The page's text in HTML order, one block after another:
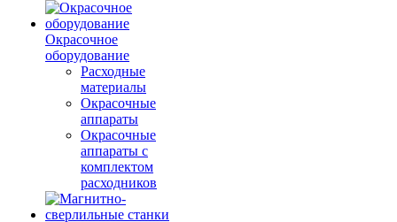
Окрасочное
оборудование
Расходные
материалы
Окрасочные
аппараты
Окрасочные
аппараты с
комплектом
расходников